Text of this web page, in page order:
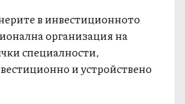
в инвестиционното
организация на
специалности,
и устройствено